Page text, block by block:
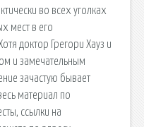
во всех уголках
мест в его
доктор Грегори Хауз и
и замечательным
зачастую бывает
материал по
ссылки на